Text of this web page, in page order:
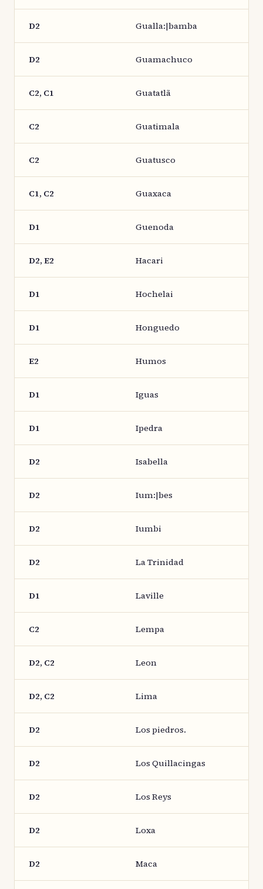
D2 Gualla:|bamba
D2 Guamachuco
C2, C1 Guatatlã
C2 Guatimala
C2 Guatusco
C1, C2 Guaxaca
D1 Guenoda
D2, E2 Hacari
D1 Hochelai
D1 Honguedo
E2 Humos
D1 Iguas
D1 Ipedra
D2 Isabella
D2 Ium:|bes
D2 Iumbi
D2 La Trinidad
D1 Laville
C2 Lempa
D2, C2 Leon
D2, C2 Lima
D2 Los piedros.
D2 Los Quillacingas
D2 Los Reys
D2 Loxa
D2 Maca